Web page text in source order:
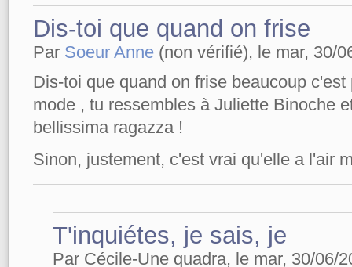
Dis-toi que quand on frise
Par Soeur Anne (non vérifié), le mar, 30/
Dis-toi que quand on frise beaucoup c'est
mode , tu ressembles à Juliette Binoche
bellissima ragazza !
Sinon, justement, c'est vrai qu'elle a l'air
T'inquiétes, je sais, je
Par Cécile-Une quadra, le mar, 30/06/